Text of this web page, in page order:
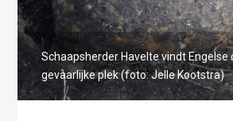
Schaapsherder Havelte vindt Engelse
gevaarlijke plek (foto: Jelle Kootstra)